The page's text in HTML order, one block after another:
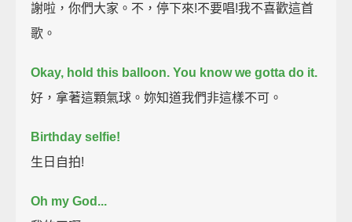
謝啦，你們大家。不，停下來!不要唱!我不喜歡這首
歌。
Okay, hold this balloon. You know we gotta do it.
好，拿著這顆氣球。妳知道我們非這樣不可。
Birthday selfie!
生日自拍!
Oh my God...